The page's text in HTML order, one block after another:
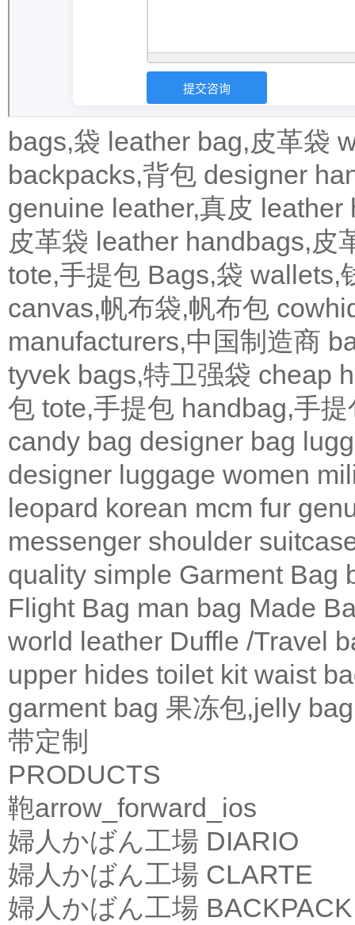
bags,袋 leather bag,皮革袋
backpacks,背包 designer
genuine leather,真皮 leather
皮革袋 leather handbags,皮
tote,手提包 Bags,袋 wallets,
canvas,帆布袋,帆布包
manufacturers,中国制造商
tyvek bags,特卫强袋 cheap
包 tote,手提包 handbag,手提
candy bag designer bag
designer luggage women
leopard korean mcm fur
messenger shoulder
quality simple Garment Bag
Flight Bag man bag Made
world leather Duffle /Travel
upper hides toilet kit waist
garment bag 果冻包,jelly bag
带定制
PRODUCTS
鞄arrow_forward_ios
婦人かばん工場 DIARIO
婦人かばん工場 CLARTE
婦人かばん工場 BACKPACK